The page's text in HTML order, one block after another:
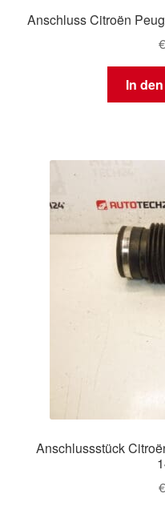
Anschluss Citroën
€
In
Anschlussstück
€